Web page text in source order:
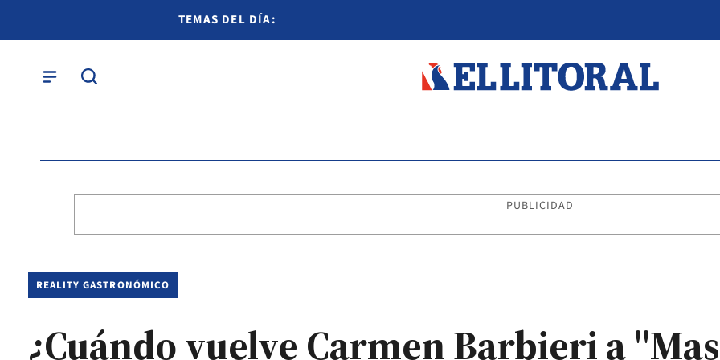
TEMAS DEL DÍA:
PUBLICIDAD
REALITY GASTRONÓMICO
¿Cuándo vuelve Carmen Barbieri a